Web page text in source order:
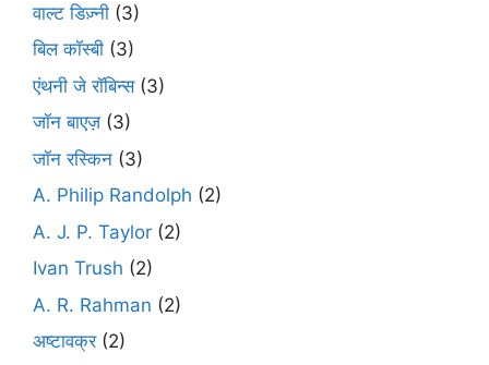
वाल्ट डिज़्नी (3)
बिल कॉस्बी (3)
एंथनी जे रॉबिन्स(3)
जॉन बाएज़ (3)
जॉन रस्किन (3)
A. Philip Randolph (2)
A. J. P. Taylor (2)
Ivan Trush (2)
A. R. Rahman (2)
अष्टावक्र(2)